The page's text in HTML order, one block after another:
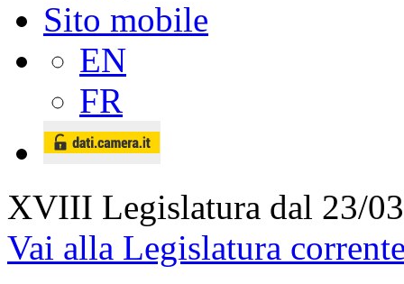
Sito mobile
EN
FR
XVIII Legislatura dal 23/
Vai alla Legislatura